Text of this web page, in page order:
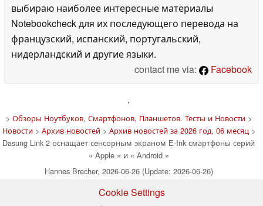
выбираю наиболее интересные материалы
Notebookcheck для их последующего перевода на
французский, испанский, португальский,
нидерландский и другие языки.
contact me via:
Facebook
'
> Обзоры Ноутбуков, Смартфонов, Планшетов. Тесты и Новости>
Новости> Архив новостей> Архив новостей за 2026 год, 06 месяц>
Dasung Link 2 оснащает сенсорным экраном E-Ink смартфоны серий
« Apple » и « Android »
Hannes Brecher, 2026-06-26 (Update: 2026-06-26)
Cookie Settings